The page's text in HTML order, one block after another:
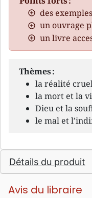
des
un ouvrage
un livre
Thèmes :
la réalité
la mort et la
Dieu et la
le mal et
Détails du produit
Avis du libraire